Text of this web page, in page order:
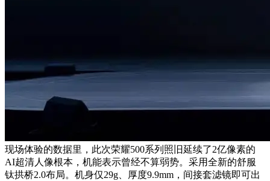
现场体验的数据里，此次荣耀500系列照旧延续了2亿像素的
AI超清人像根本，机能表示曾经不算弱势。采用全新的舒服
钛拱桥2.0布局。机身仅29g、厚度9.9mm，间接套滤镜即可出